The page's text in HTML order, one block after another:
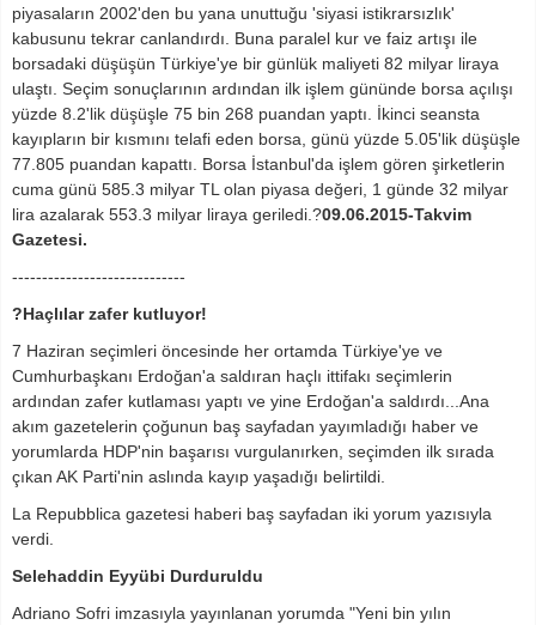
piyasaların 2002'den bu yana unuttuğu 'siyasi istikrarsızlık'
kabusunu tekrar canlandırdı. Buna paralel kur ve faiz artışı ile
borsadaki düşüşün Türkiye'ye bir günlük maliyeti 82 milyar liraya
ulaştı. Seçim sonuçlarının ardından ilk işlem gününde borsa açılışı
yüzde 8.2'lik düşüşle 75 bin 268 puandan yaptı. İkinci seansta
kayıpların bir kısmını telafi eden borsa, günü yüzde 5.05'lik düşüşle
77.805 puandan kapattı. Borsa İstanbul'da işlem gören şirketlerin
cuma günü 585.3 milyar TL olan piyasa değeri, 1 günde 32 milyar
lira azalarak 553.3 milyar liraya geriledi.?09.06.2015-Takvim
Gazetesi.
-----------------------------
?Haçlılar zafer kutluyor!
7 Haziran seçimleri öncesinde her ortamda Türkiye'ye ve
Cumhurbaşkanı Erdoğan'a saldıran haçlı ittifakı seçimlerin
ardından zafer kutlaması yaptı ve yine Erdoğan'a saldırdı...Ana
akım gazetelerin çoğunun baş sayfadan yayımladığı haber ve
yorumlarda HDP'nin başarısı vurgulanırken, seçimden ilk sırada
çıkan AK Parti'nin aslında kayıp yaşadığı belirtildi.
La Repubblica gazetesi haberi baş sayfadan iki yorum yazısıyla
verdi.
Selehaddin Eyyübi Durduruldu
Adriano Sofri imzasıyla yayınlanan yorumda "Yeni bin yılın